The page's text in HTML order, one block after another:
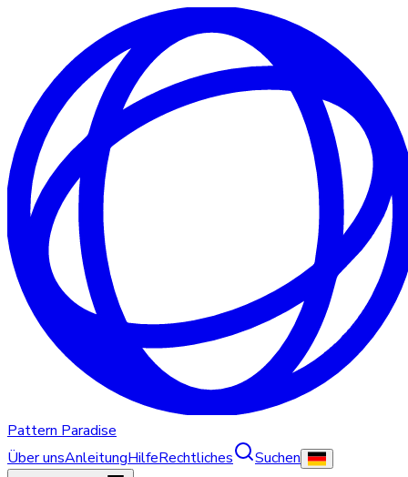
Pattern Paradise
Über unsAnleitungHilfeRechtliches Suchen